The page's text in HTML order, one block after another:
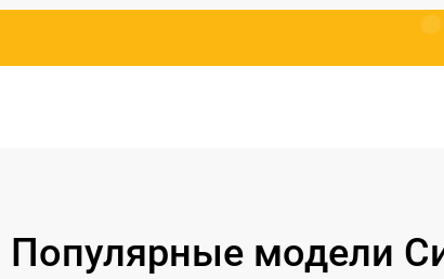
Популярные модели